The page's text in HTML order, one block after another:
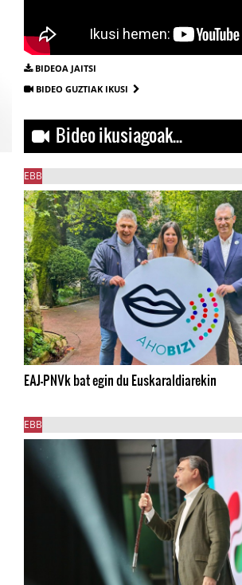
BIDEOA JAITSI
BIDEO GUZTIAK IKUSI
Bideo ikusiagoak...
EBB
EAJ-PNVk bat egin du Euskaraldiarekin
EBB